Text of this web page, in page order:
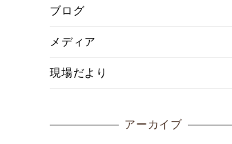
ブログ
メディア
現場だより
アーカイブ